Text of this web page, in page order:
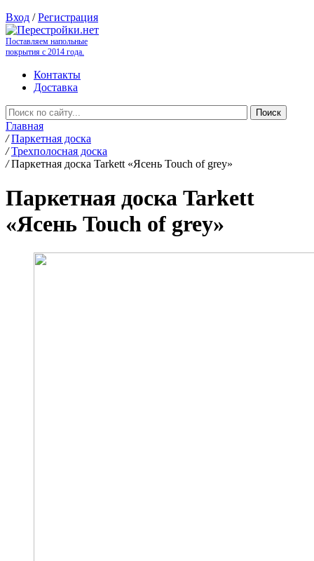
Вход /Регистрация
Поставляем напольные
покрытия с 2014 года.
Контакты
Доставка
Главная
/ Паркетная доска
/ Трехполосная доска
/ Паркетная доска Tarkett «Ясень Touch of grey»
Паркетная доска Tarkett
«Ясень Touch of grey»